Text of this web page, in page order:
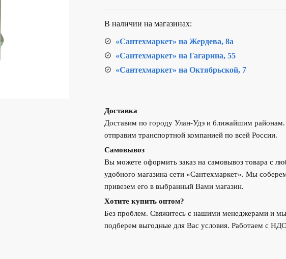
В наличии на магазинах:
«Сантехмаркет» на Жердева, 8а
«Сантехмаркет» на Гагарина, 55
«Сантехмаркет» на Октябрьской, 7
Доставка
Доставим по городу Улан-Удэ и ближайшим
отправим транспортной компанией по всей России.
Самовывоз
Вы можете оформить заказ на самовывоз товара с
удобного магазина сети «Сантехмаркет». Мы
привезем его в выбранный Вами магазин.
Хотите купить оптом?
Без проблем. Свяжитесь с нашими менеджерами и мы
подберем выгодные для Вас условия. Работаем с